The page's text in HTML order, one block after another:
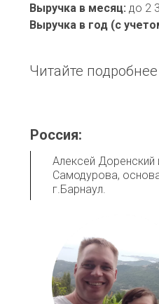
Выручка в месяц:
Выручка в год (с
Читайте
Россия:
Алексей Доренский
Самодурова,
г.Барнаул.